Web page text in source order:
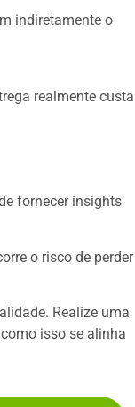
indiretamente o
realmente custa
fornecer insights
o risco de perder
Realize uma
isso se alinha